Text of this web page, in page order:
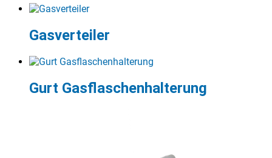
Gasverteiler
Gurt Gasflaschenhalterung